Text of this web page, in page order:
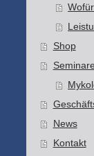
Shop
Seminare
News
Kontakt